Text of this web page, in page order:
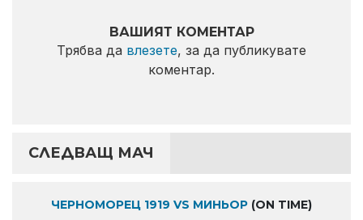
ВАШИЯТ КОМЕНТАР
Трябва да влезете, за да публикувате
коментар.
СЛЕДВАЩ МАЧ
ЧЕРНОМОРЕЦ 1919 VS МИНЬОР (ON TIME)